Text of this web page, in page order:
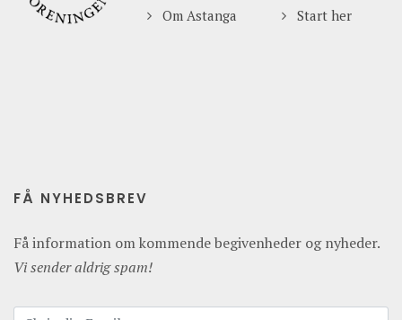
Om Astanga
Start her
FÅ NYHEDSBREV
Få information om kommende begivenheder og nyheder.
Vi sender aldrig spam!